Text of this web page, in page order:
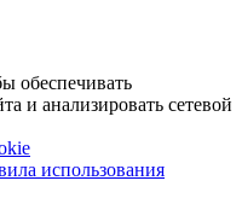
обеспечивать
и анализировать сетевой
использования